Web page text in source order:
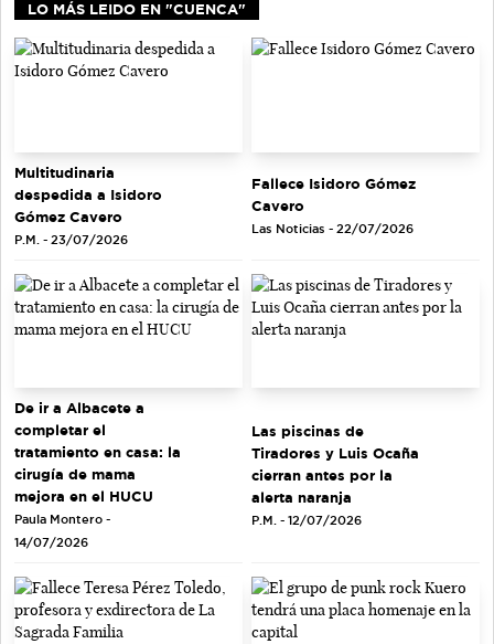
LO MÁS LEIDO EN "CUENCA"
Multitudinaria
despedida a Isidoro
Gómez Cavero
P.M. - 23/07/2026
Fallece Isidoro Gómez
Cavero
Las Noticias - 22/07/2026
De ir a Albacete a
completar el
tratamiento en casa: la
cirugía de mama
mejora en el HUCU
Paula Montero -
14/07/2026
Las piscinas de
Tiradores y Luis Ocaña
cierran antes por la
alerta naranja
P.M. - 12/07/2026